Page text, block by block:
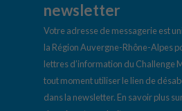
newsletter
Votre adresse de messagerie est
la Région Auvergne-Rhône-Alpes
lettres d’information du Challenge
tout moment utiliser le lien de
dans la newsletter. En savoir plus